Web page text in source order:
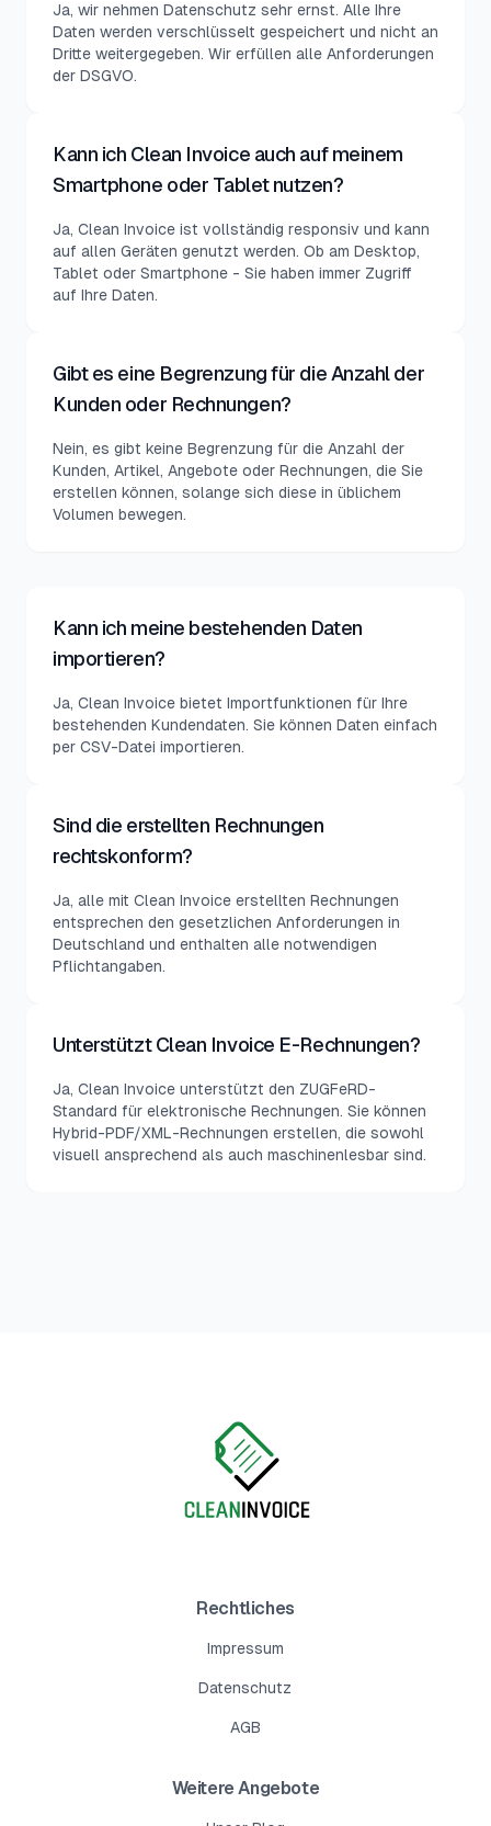
Ja, wir nehmen Datenschutz sehr ernst. Alle Ihre
Daten werden verschlüsselt gespeichert und nicht an
Dritte weitergegeben. Wir erfüllen alle Anforderungen
der DSGVO.
Kann ich Clean Invoice auch auf meinem
Smartphone oder Tablet nutzen?
Ja, Clean Invoice ist vollständig responsiv und kann
auf allen Geräten genutzt werden. Ob am Desktop,
Tablet oder Smartphone - Sie haben immer Zugriff
auf Ihre Daten.
Gibt es eine Begrenzung für die Anzahl der
Kunden oder Rechnungen?
Nein, es gibt keine Begrenzung für die Anzahl der
Kunden, Artikel, Angebote oder Rechnungen, die Sie
erstellen können, solange sich diese in üblichem
Volumen bewegen.
Kann ich meine bestehenden Daten
importieren?
Ja, Clean Invoice bietet Importfunktionen für Ihre
bestehenden Kundendaten. Sie können Daten einfach
per CSV-Datei importieren.
Sind die erstellten Rechnungen
rechtskonform?
Ja, alle mit Clean Invoice erstellten Rechnungen
entsprechen den gesetzlichen Anforderungen in
Deutschland und enthalten alle notwendigen
Pflichtangaben.
Unterstützt Clean Invoice E-Rechnungen?
Ja, Clean Invoice unterstützt den ZUGFeRD-
Standard für elektronische Rechnungen. Sie können
Hybrid-PDF/XML-Rechnungen erstellen, die sowohl
visuell ansprechend als auch maschinenlesbar sind.
Rechtliches
Impressum
Datenschutz
AGB
Weitere Angebote